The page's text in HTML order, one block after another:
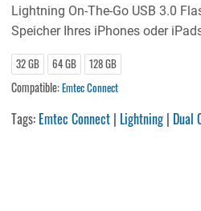
Lightning On-The-Go USB 3.0
Speicher Ihres iPhones oder
32 GB 64 GB 128 GB
Compatible:Emtec Connect
Tags: Emtec Connect | Lightning | Dual